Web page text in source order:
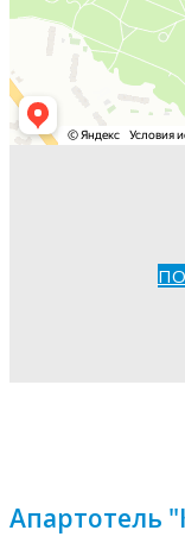
Апартотель